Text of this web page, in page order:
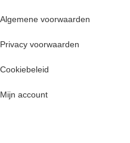
Algemene voorwaarden
Privacy voorwaarden
Cookiebeleid
Mijn account